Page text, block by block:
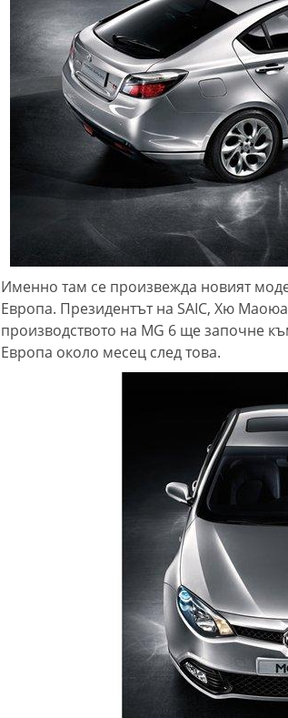
Именно там се произвежда новият
Европа. Президентът на SAIC, Хю
производството на MG 6 ще започне
Европа около месец след това.